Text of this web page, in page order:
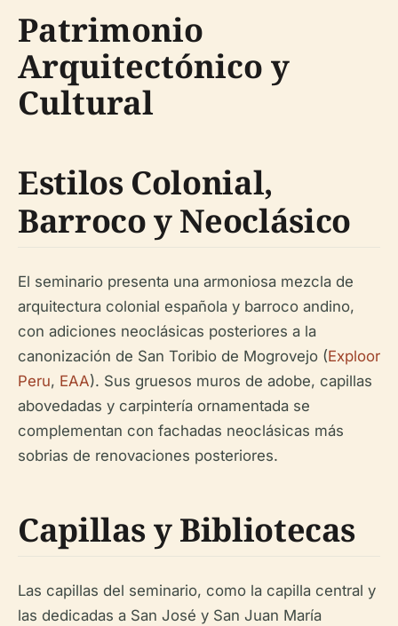
Patrimonio
Arquitectónico y
Cultural
Estilos Colonial,
Barroco y Neoclásico
El seminario presenta una armoniosa mezcla de
arquitectura colonial española y barroco andino,
con adiciones neoclásicas posteriores a la
canonización de San Toribio de Mogrovejo (Exploor
Peru, EAA). Sus gruesos muros de adobe, capillas
abovedadas y carpintería ornamentada se
complementan con fachadas neoclásicas más
sobrias de renovaciones posteriores.
Capillas y Bibliotecas
Las capillas del seminario, como la capilla central y
las dedicadas a San José y San Juan María